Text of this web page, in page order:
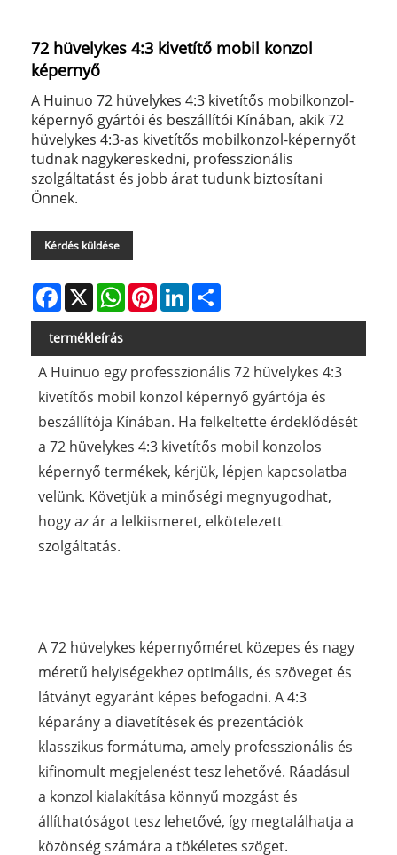
72 hüvelykes 4:3 kivetítő mobil konzol
képernyő
A Huinuo 72 hüvelykes 4:3 kivetítős mobilkonzol-
képernyő gyártói és beszállítói Kínában, akik 72
hüvelykes 4:3-as kivetítős mobilkonzol-képernyőt
tudnak nagykereskedni, professzionális
szolgáltatást és jobb árat tudunk biztosítani
Önnek.
Kérdés küldése
Facebook
X WhatsAppPinterestLinkedIn
termékleírás
A Huinuo egy professzionális 72 hüvelykes 4:3
kivetítős mobil konzol képernyő gyártója és
beszállítója Kínában. Ha felkeltette érdeklődését
a 72 hüvelykes 4:3 kivetítős mobil konzolos
képernyő termékek, kérjük, lépjen kapcsolatba
velünk. Követjük a minőségi megnyugodhat,
hogy az ár a lelkiismeret, elkötelezett
szolgáltatás.
A 72 hüvelykes képernyőméret közepes és nagy
méretű helyiségekhez optimális, és szöveget és
látványt egyaránt képes befogadni. A 4:3
képarány a diavetítések és prezentációk
klasszikus formátuma, amely professzionális és
kifinomult megjelenést tesz lehetővé. Ráadásul
a konzol kialakítása könnyű mozgást és
állíthatóságot tesz lehetővé, így megtalálhatja a
közönség számára a tökéletes szöget.